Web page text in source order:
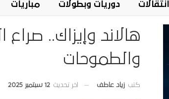
انتقالات دوريات وبطولات مباريات
هالاند وإيزاك.. صراع
والطموحات
كتب زياد عاطف اخر تحديث 12 سبتمبر 2025